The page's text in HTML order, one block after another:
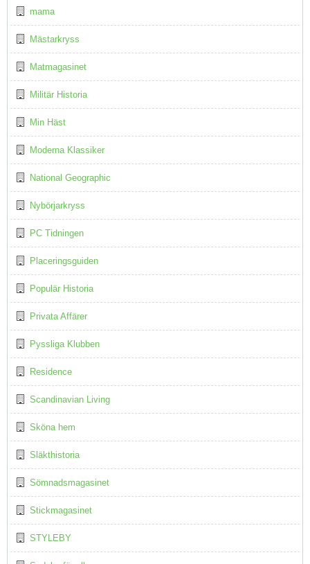
mama
Mästarkryss
Matmagasinet
Militär Historia
Min Häst
Moderna Klassiker
National Geographic
Nybörjarkryss
PC Tidningen
Placeringsguiden
Populär Historia
Privata Affärer
Pyssliga Klubben
Residence
Scandinavian Living
Sköna hem
Släkthistoria
Sömnadsmagasinet
Stickmagasinet
STYLEBY